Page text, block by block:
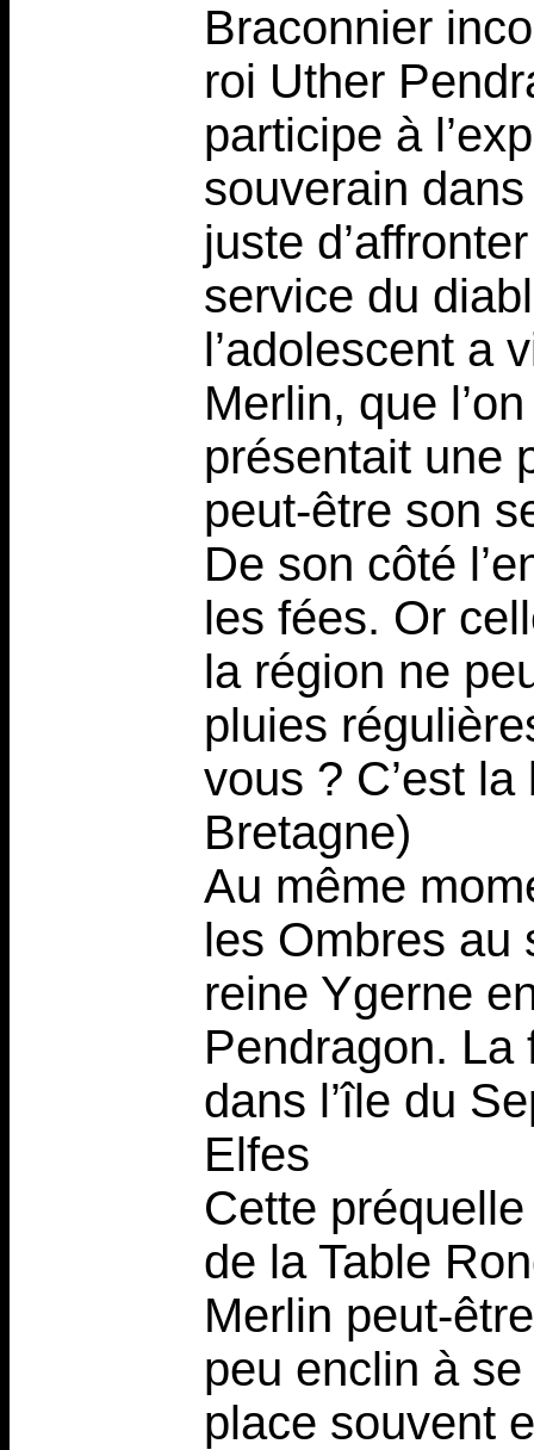
Braconnier
roi Uther
participe à
souverain
juste
service du
l’adolescent a
Merlin, que
présentait une
peut-être son
De son côté
les fées. Or
la région ne
pluies
vous ? C’est
Bretagne)
Au même
les Ombres au
reine Ygerne
Pendragon. La
dans l’île du
Elfes
Cette
de la Table
Merlin peut-
peu enclin à
place souvent